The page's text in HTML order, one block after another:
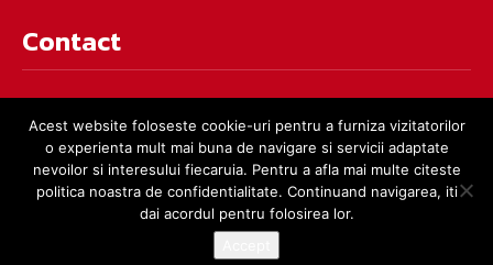
Contact
Acest website foloseste cookie-uri pentru a furniza vizitatorilor
o experienta mult mai buna de navigare si servicii adaptate
nevoilor si interesului fiecaruia. Pentru a afla mai multe citeste
politica noastra de confidentialitate. Continuand navigarea, iti
dai acordul pentru folosirea lor.